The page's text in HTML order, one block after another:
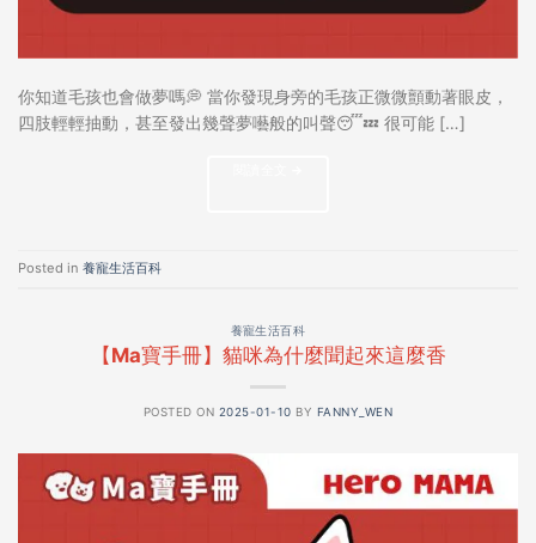
你知道毛孩也會做夢嗎💭 當你發現身旁的毛孩正微微顫動著眼皮，
四肢輕輕抽動，甚至發出幾聲夢囈般的叫聲😴💤 很可能 […]
Posted in 養寵生活百科
養寵生活百科
【Ma寶手冊】貓咪為什麼聞起來這麼香
POSTED ON 2025-01-10 BY FANNY_WEN